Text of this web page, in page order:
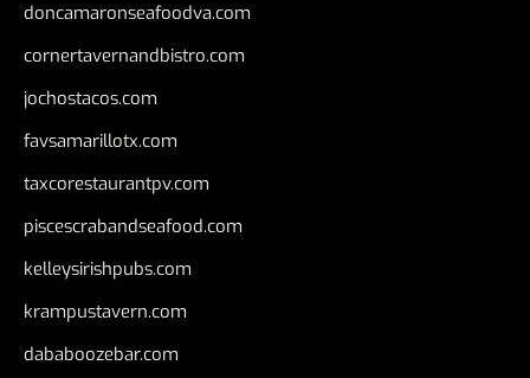
doncamaronseafoodva.com
cornertavernandbistro.com
jochostacos.com
favsamarillotx.com
taxcorestaurantpv.com
piscescrabandseafood.com
kelleysirishpubs.com
krampustavern.com
dababoozebar.com